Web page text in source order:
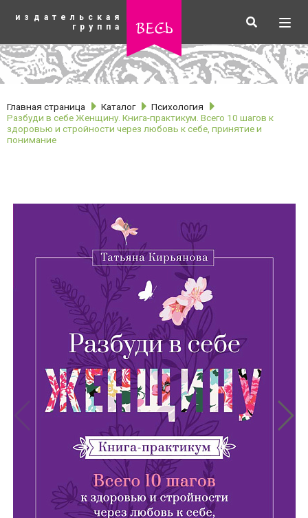
основному
издательская
группа
весь Искать
рубрики
Главная страница Каталог
Психология
Разбуди в себе Женщину. Книга-практикум. Всего 10 шагов к
здоровью и стройности через любовь к себе, принятие и
понимание